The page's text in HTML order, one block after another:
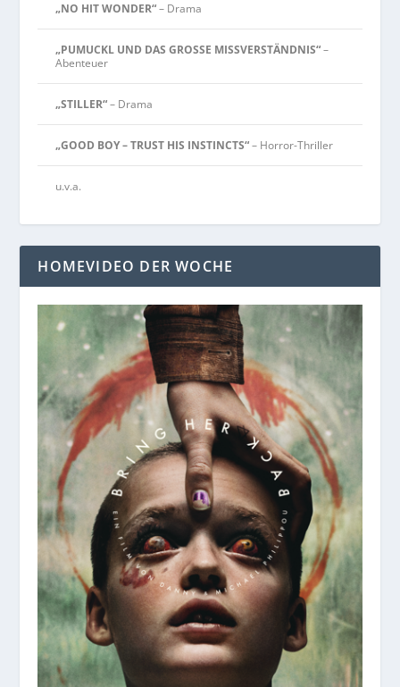
„NO HIT WONDER“– Drama
„PUMUCKL UND DAS GROSSE MISSVERSTÄNDNIS“–
Abenteuer
„STILLER“– Drama
„GOOD BOY – TRUST HIS INSTINCTS“– Horror-Thriller
u.v.a.
HOMEVIDEO DER WOCHE